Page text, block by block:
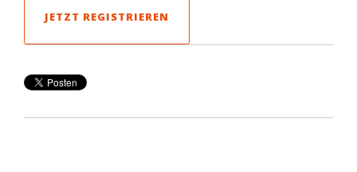
JETZT REGISTRIEREN